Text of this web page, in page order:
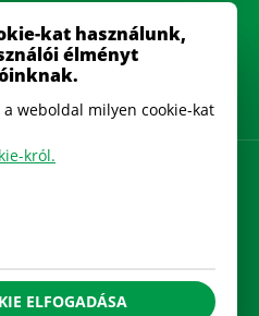
Kérdések
kat használunk,
élményt
weboldal milyen cookie-kat
król.
ELFOGADÁSA